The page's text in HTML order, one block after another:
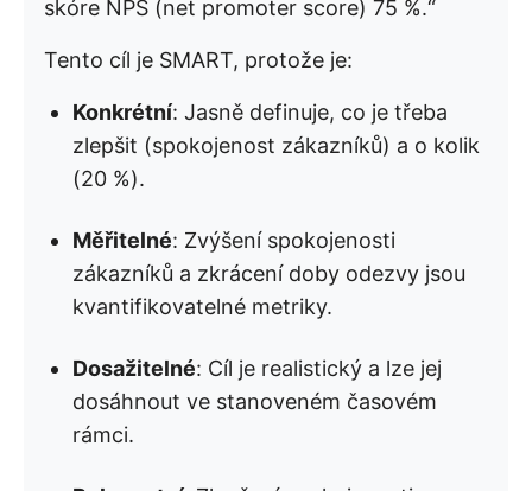
skóre NPS (net promoter score) 75 %.“
Tento cíl je SMART, protože je:
Konkrétní: Jasně definuje, co je třeba
zlepšit (spokojenost zákazníků) a o kolik
(20 %).
Měřitelné: Zvýšení spokojenosti
zákazníků a zkrácení doby odezvy jsou
kvantifikovatelné metriky.
Dosažitelné: Cíl je realistický a lze jej
dosáhnout ve stanoveném časovém
rámci.